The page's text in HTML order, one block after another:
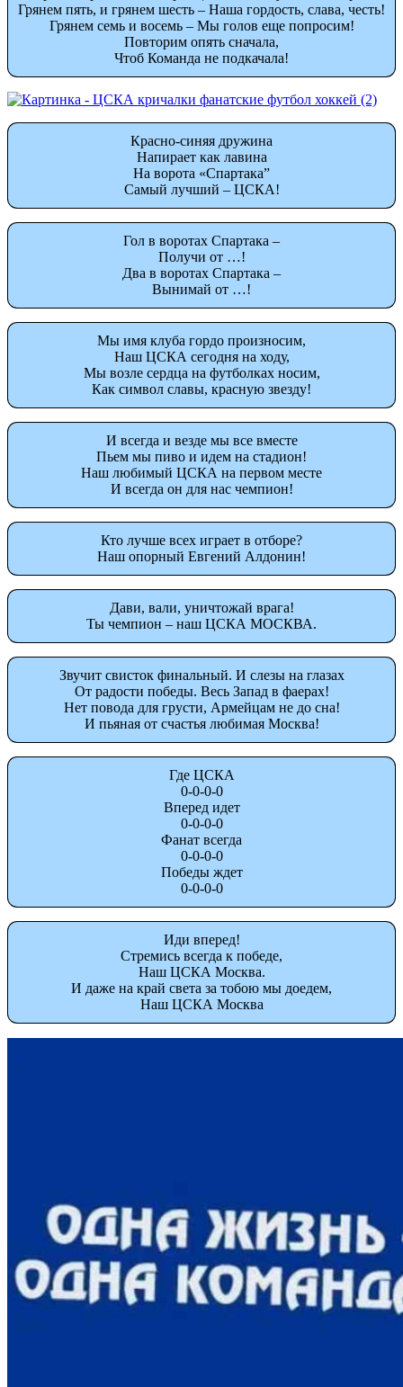
Грянем пять, и грянем шесть – Наша гордость, слава, честь!
Грянем семь и восемь – Мы голов еще попросим!
Повторим опять сначала,
Чтоб Команда не подкачала!
Красно-синяя дружина
Напирает как лавина
На ворота «Спартака”
Самый лучший – ЦСКА!
Гол в воротах Спартака –
Получи от …!
Два в воротах Спартака –
Вынимай от …!
Мы имя клуба гордо произносим,
Наш ЦСКА сегодня на ходу,
Мы возле сердца на футболках носим,
Как символ славы, красную звезду!
И всегда и везде мы все вместе
Пьем мы пиво и идем на стадион!
Наш любимый ЦСКА на первом месте
И всегда он для нас чемпион!
Кто лучше всех играет в отборе?
Наш опорный Евгений Алдонин!
Дави, вали, уничтожай врага!
Ты чемпион – наш ЦСКА МОСКВА.
Звучит свисток финальный. И слезы на глазах
От радости победы. Весь Запад в фаерах!
Нет повода для грусти, Армейцам не до сна!
И пьяная от счастья любимая Москва!
Где ЦСКА
0-0-0-0
Вперед идет
0-0-0-0
Фанат всегда
0-0-0-0
Победы ждет
0-0-0-0
Иди вперед!
Стремись всегда к победе,
Наш ЦСКА Москва.
И даже на край света за тобою мы доедем,
Наш ЦСКА Москва